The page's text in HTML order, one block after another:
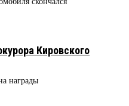
Кировского
награды